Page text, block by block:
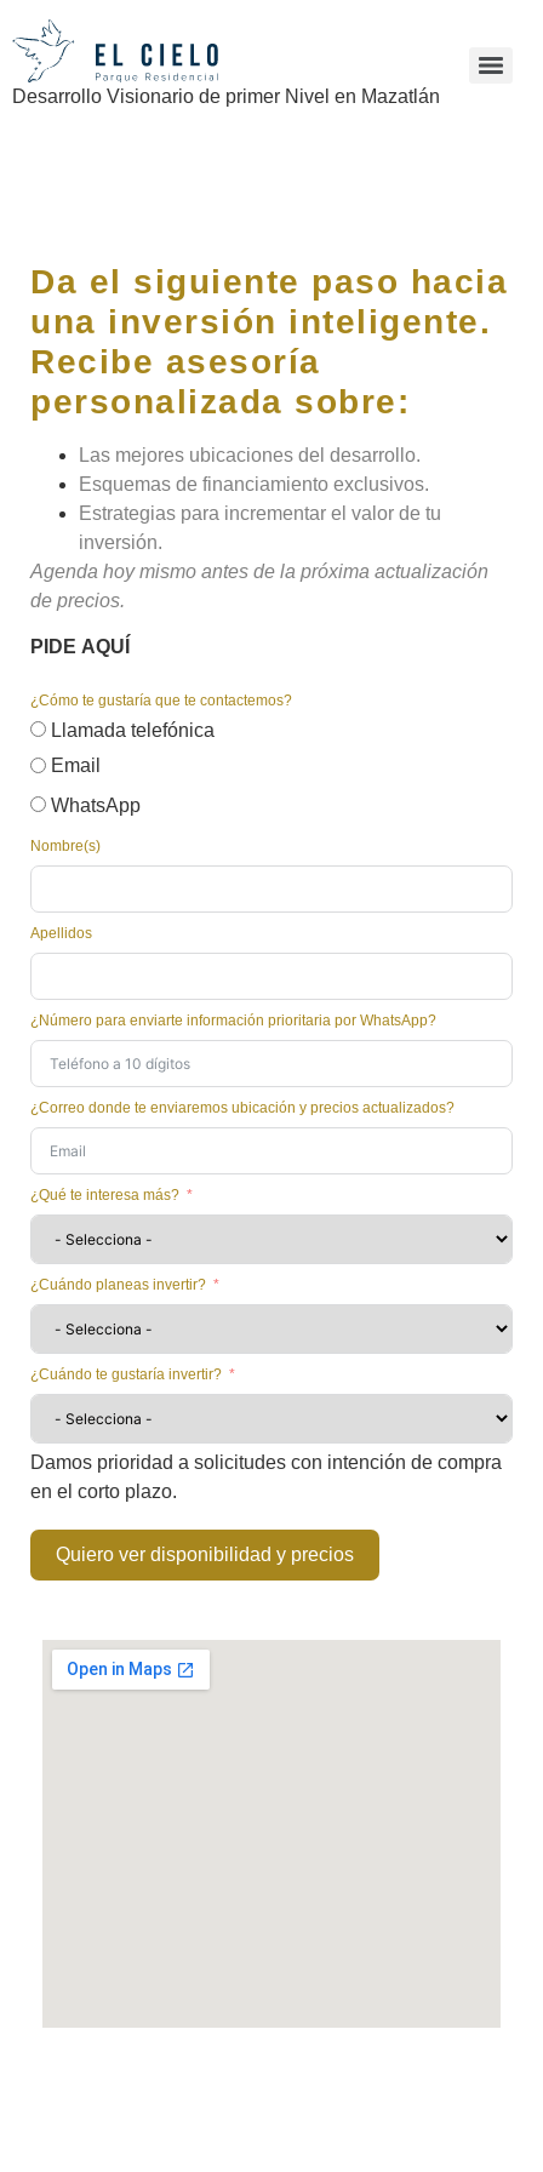
Desarrollo Visionario de primer Nivel en Mazatlán
Da el siguiente paso hacia
una inversión inteligente.
Recibe asesoría
personalizada sobre:
Las mejores ubicaciones del desarrollo.
Esquemas de financiamiento exclusivos.
Estrategias para incrementar el valor de tu
inversión.
Agenda hoy mismo antes de la próxima actualización
de precios.
PIDE AQUÍ
¿Cómo te gustaría que te contactemos?
Llamada telefónica
Email
WhatsApp
Nombre(s)
Apellidos
¿Número para enviarte información prioritaria por WhatsApp?
¿Correo donde te enviaremos ubicación y precios actualizados?
¿Qué te interesa más?
¿Cuándo planeas invertir?
¿Cuándo te gustaría invertir?
Damos prioridad a solicitudes con intención de compra
en el corto plazo.
Quiero ver disponibilidad y precios